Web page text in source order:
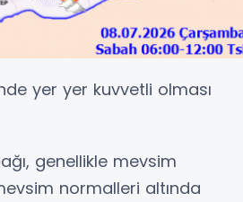
yer yer kuvvetli olması
genellikle mevsim
normalleri altında